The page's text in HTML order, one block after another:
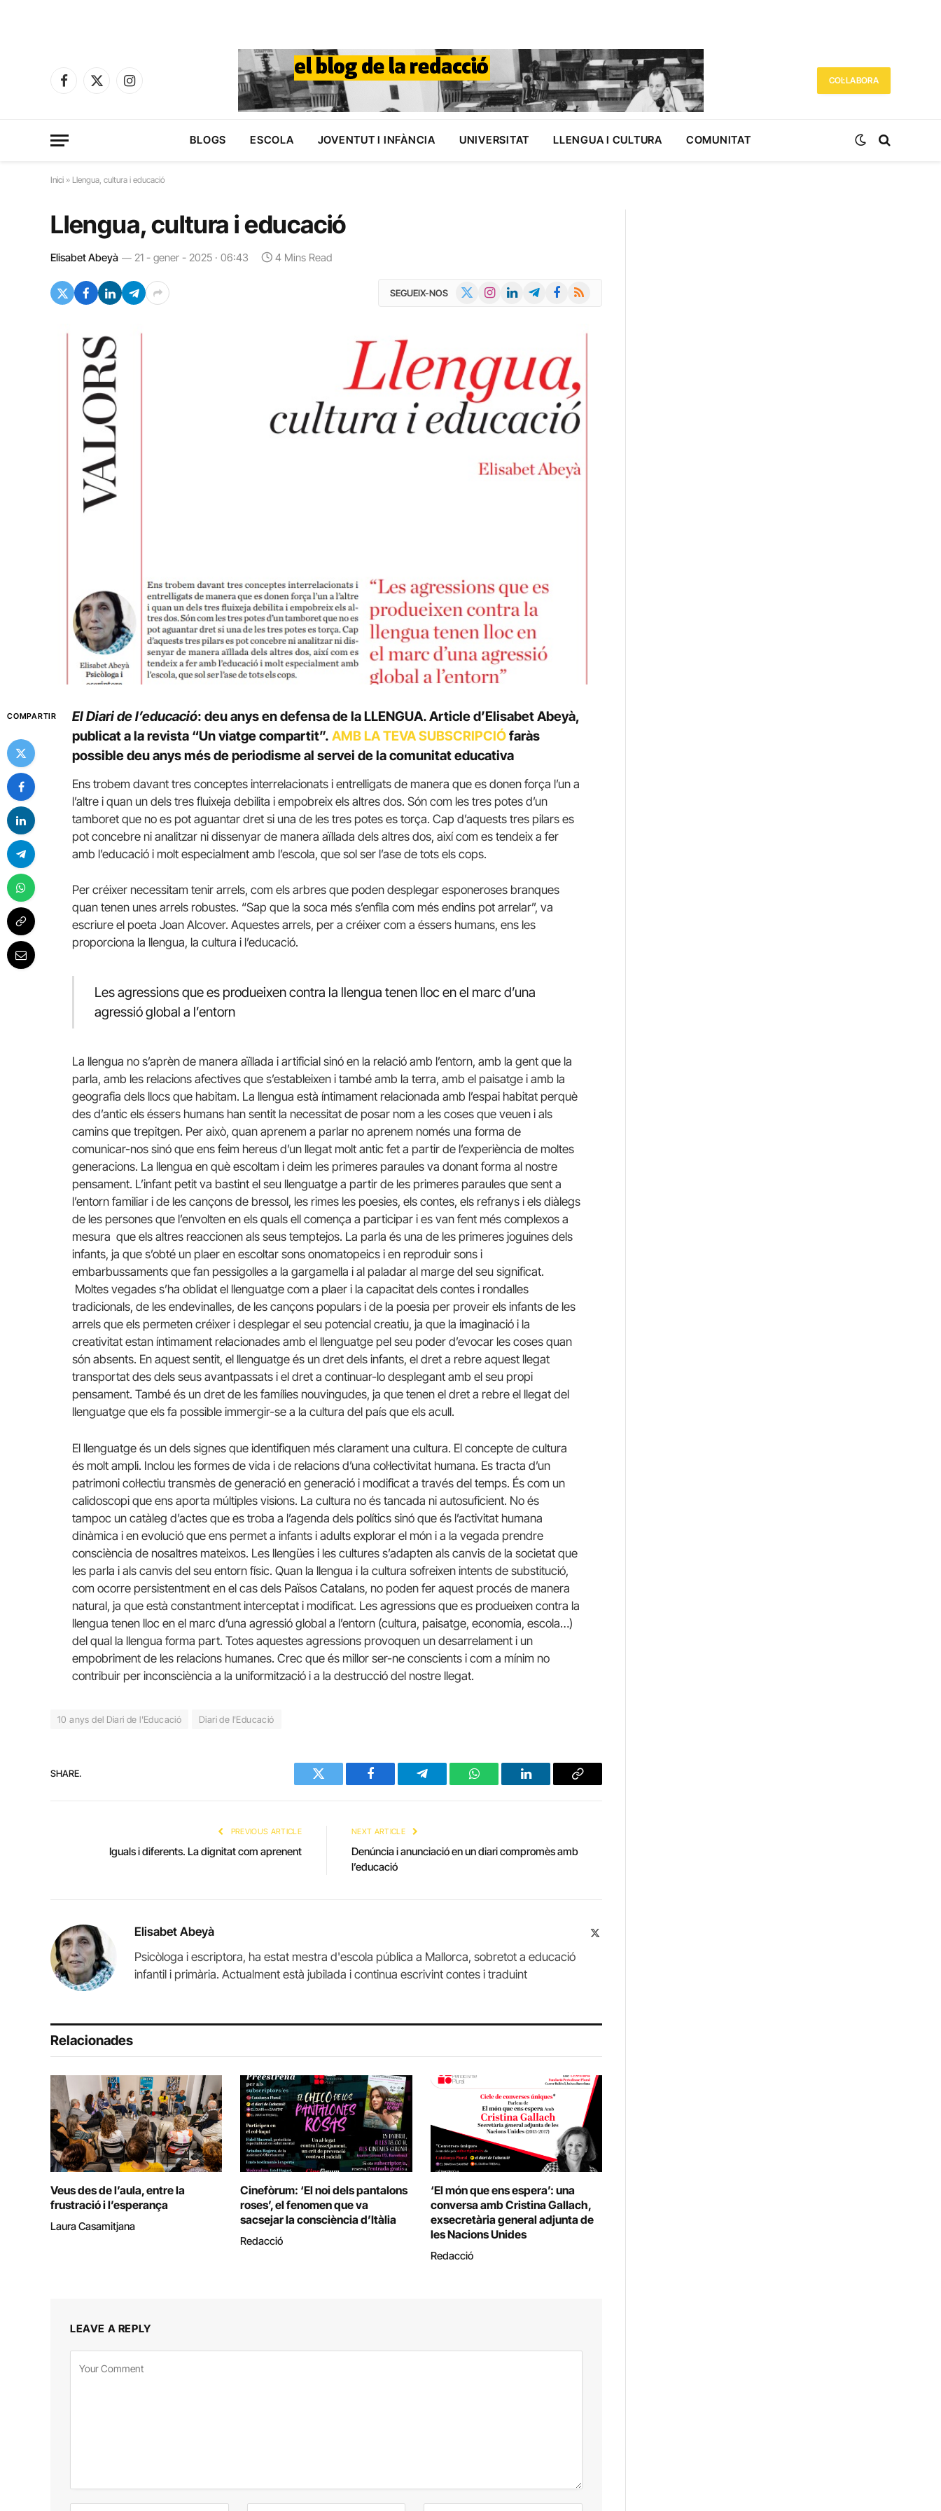
Facebook
X
Instagram
COL·LABORA
BLOGS ESCOLA JOVENTUT I INFÀNCIA UNIVERSITAT LLENGUA I CULTURA COMUNITAT
Inici » Llengua, cultura i educació
Llengua, cultura i educació
Elisabet Abeyà 21 - gener - 2025 · 06:43 4 Mins Read
SEGUEIX-NOS InstagramLinkedInTelegramFacebook
RSS
COMPARTIR El Diari de l’educació: deu anys en defensa de la LLENGUA. Article d’Elisabet Abeyà,
publicat a la revista “Un viatge compartit”. AMB LA TEVA SUBSCRIPCIÓfaràs
possible deu anys més de periodisme al servei de la comunitat educativa
Ens trobem davant tres conceptes interrelacionats i entrelligats de manera que es donen força l’un a
l’altre i quan un dels tres fluixeja debilita i empobreix els altres dos. Són com les tres potes d’un
tamboret que no es pot aguantar dret si una de les tres potes es torça. Cap d’aquests tres pilars es
pot concebre ni analitzar ni dissenyar de manera aïllada dels altres dos, així com es tendeix a fer
amb l’educació i molt especialment amb l’escola, que sol ser l’ase de tots els cops.
Per créixer necessitam tenir arrels, com els arbres que poden desplegar esponeroses branques
quan tenen unes arrels robustes. “Sap que la soca més s’enfila com més endins pot arrelar”, va
escriure el poeta Joan Alcover. Aquestes arrels, per a créixer com a éssers humans, ens les
proporciona la llengua, la cultura i l’educació.
Les agressions que es produeixen contra la llengua tenen lloc en el marc d’una
agressió global a l’entorn
La llengua no s’aprèn de manera aïllada i artificial sinó en la relació amb l’entorn, amb la gent que la
parla, amb les relacions afectives que s’estableixen i també amb la terra, amb el paisatge i amb la
geografia dels llocs que habitam. La llengua està íntimament relacionada amb l’espai habitat perquè
des d’antic els éssers humans han sentit la necessitat de posar nom a les coses que veuen i als
camins que trepitgen. Per això, quan aprenem a parlar no aprenem només una forma de
comunicar-nos sinó que ens feim hereus d’un llegat molt antic fet a partir de l’experiència de moltes
generacions. La llengua en què escoltam i deim les primeres paraules va donant forma al nostre
pensament. L’infant petit va bastint el seu llenguatge a partir de les primeres paraules que sent a
l’entorn familiar i de les cançons de bressol, les rimes les poesies, els contes, els refranys i els diàlegs
de les persones que l’envolten en els quals ell comença a participar i es van fent més complexos a
mesura que els altres reaccionen als seus temptejos. La parla és una de les primeres joguines dels
infants, ja que s’obté un plaer en escoltar sons onomatopeics i en reproduir sons i
embarbussaments que fan pessigolles a la gargamella i al paladar al marge del seu significat.
Moltes vegades s’ha oblidat el llenguatge com a plaer i la capacitat dels contes i rondalles
tradicionals, de les endevinalles, de les cançons populars i de la poesia per proveir els infants de les
arrels que els permeten créixer i desplegar el seu potencial creatiu, ja que la imaginació i la
creativitat estan íntimament relacionades amb el llenguatge pel seu poder d’evocar les coses quan
són absents. En aquest sentit, el llenguatge és un dret dels infants, el dret a rebre aquest llegat
transportat des dels seus avantpassats i el dret a continuar-lo desplegant amb el seu propi
pensament. També és un dret de les famílies nouvingudes, ja que tenen el dret a rebre el llegat del
llenguatge que els fa possible immergir-se a la cultura del país que els acull.
El llenguatge és un dels signes que identifiquen més clarament una cultura. El concepte de cultura
és molt ampli. Inclou les formes de vida i de relacions d’una col·lectivitat humana. Es tracta d’un
patrimoni col·lectiu transmès de generació en generació i modificat a través del temps. És com un
calidoscopi que ens aporta múltiples visions. La cultura no és tancada ni autosuficient. No és
tampoc un catàleg d’actes que es troba a l’agenda dels polítics sinó que és l’activitat humana
dinàmica i en evolució que ens permet a infants i adults explorar el món i a la vegada prendre
consciència de nosaltres mateixos. Les llengües i les cultures s’adapten als canvis de la societat que
les parla i als canvis del seu entorn físic. Quan la llengua i la cultura sofreixen intents de substitució,
com ocorre persistentment en el cas dels Països Catalans, no poden fer aquest procés de manera
natural, ja que està constantment interceptat i modificat. Les agressions que es produeixen contra la
llengua tenen lloc en el marc d’una agressió global a l’entorn (cultura, paisatge, economia, escola…)
del qual la llengua forma part. Totes aquestes agressions provoquen un desarrelament i un
empobriment de les relacions humanes. Crec que és millor ser-ne conscients i com a mínim no
contribuir per inconsciència a la uniformització i a la destrucció del nostre llegat.
10 anys del Diari de l'Educació Diari de l'Educació
SHARE.
Twitter Facebook Telegram WhatsAppLinkedIn Copy
PREVIOUS ARTICLE
Iguals i diferents. La dignitat com aprenent
NEXT ARTICLE
Denúncia i anunciació en un diari compromès amb
l’educació
Elisabet Abeyà
Psicòloga i escriptora, ha estat mestra d'escola pública a Mallorca, sobretot a educació
infantil i primària. Actualment està jubilada i continua escrivint contes i traduint
Relacionades
Veus des de l’aula, entre la
frustració i l’esperança
Laura Casamitjana
Cinefòrum: ‘El noi dels pantalons
roses’, el fenomen que va
sacsejar la consciència d’Itàlia
Redacció
‘El món que ens espera’: una
conversa amb Cristina Gallach,
exsecretària general adjunta de
les Nacions Unides
Redacció
LEAVE A REPLY